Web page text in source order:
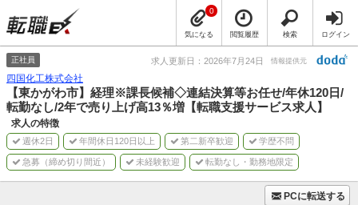
気になる
0
閲覧履歴 検索 ログイン
正社員 求人更新日：2026年7月24日 情報提供元
四国化工株式会社
【東かがわ市】経理※課長候補◇連結決算等お任せ/年休120日/
転勤なし/2年で売り上げ高13％増【転職支援サービス求人】
求人の特徴
週休2日 年間休日120日以上 第二新卒歓迎 学歴不問
急募（締め切り間近） 未経験歓迎 転勤なし・勤務地限定
PCに転送する